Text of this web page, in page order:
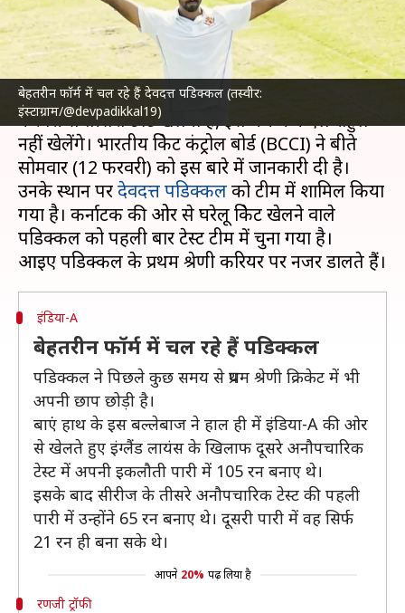
बेहतरीन फॉर्म में चल रहे हैं देवदत्त पडिक्कल (तस्वीर:
इंस्टाग्राम/@devpadikkal19)
लेखन अंकित पसबोला Feb 13, 2024 10:14 am
क्या है खबर?
भारतीय क्रिकेट टीमको इंग्लैंड क्रिकेट टीम के खिलाफ 15
फरवरी से तीसरा टेस्ट खेलना है, इस मैच में केएल राहुल
नहीं खेलेंगे। भारतीय क्रिकेट कंट्रोल बोर्ड (BCCI) ने बीते
सोमवार (12 फरवरी) को इस बारे में जानकारी दी है।
उनके स्थान परदेवदत्त पडिक्कलको टीम में शामिल किया
गया है। कर्नाटक की ओर से घरेलू क्रिकेट खेलने वाले
पडिक्कल को पहली बार टेस्ट टीम में चुना गया है।
इंडिया-A
बेहतरीन फॉर्म में चल रहे हैं पडिक्कल
पडिक्कल ने पिछले कुछ समय से प्रथम श्रेणी क्रिकेट में भी
अपनी छाप छोड़ी है।
बाएं हाथ के इस बल्लेबाज ने हाल ही में इंडिया-A की ओर
से खेलते हुए इंग्लैंड लायंस के खिलाफ दूसरे अनौपचारिक
टेस्ट में अपनी इकलौती पारी में 105 रन बनाए थे।
इसके बाद सीरीज के तीसरे अनौपचारिक टेस्ट की पहली
पारी में उन्होंने 65 रन बनाए थे। दूसरी पारी में वह सिर्फ
21 रन ही बना सके थे।
आपने 20% पढ़ लिया है
रणजी ट्रॉफी